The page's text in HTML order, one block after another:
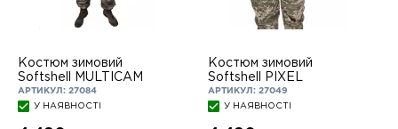
Костюм зимовий
Softshell MULTICAM
АРТИКУЛ: 27084
У НАЯВНОСТІ
Костюм зимовий
Softshell PIXEL
АРТИКУЛ: 27049
У НАЯВНОСТІ